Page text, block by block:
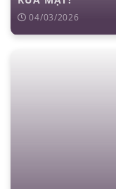
04/03/2026